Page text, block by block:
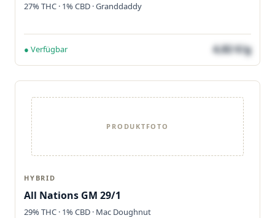
27% THC · 1% CBD · Granddaddy
● Verfügbar 4,82 €/g
PRODUKTFOTO
HYBRID
All Nations GM 29/1
29% THC · 1% CBD · Mac Doughnut